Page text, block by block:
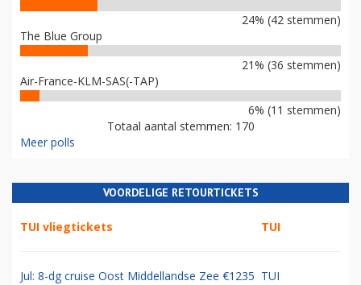
24% (42 stemmen)
The Blue Group
21% (36 stemmen)
Air-France-KLM-SAS(-TAP)
6% (11 stemmen)
Totaal aantal stemmen: 170
Meer polls
VOORDELIGE RETOURTICKETS
TUI vliegtickets TUI
Jul: 8-dg cruise Oost Middellandse Zee €1235 TUI